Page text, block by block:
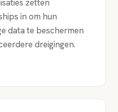
zetten
in om hun
data te beschermen
dreigingen.